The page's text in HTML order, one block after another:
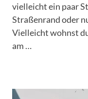
vielleicht ein paar
Straßenrand oder
Vielleicht wohnst
am …